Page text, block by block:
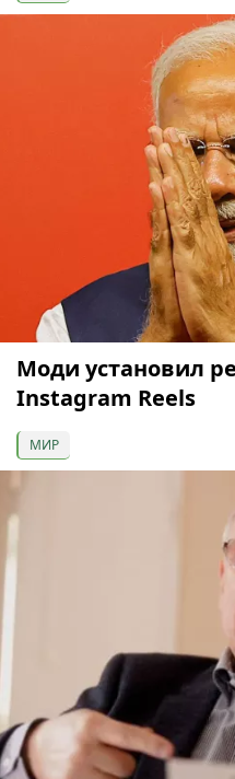
Моди установил
Instagram Reels
МИР